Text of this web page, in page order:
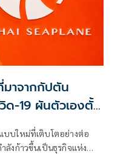
มาจากกัปตัน
ด-19 ผันตัวเองตั้ง
กระแส‘ซีเพ
วบบใหม่ที่เติบโตอย่างต่อ
ลังก้าวขึ้นเป็นธุรกิจแห่ง